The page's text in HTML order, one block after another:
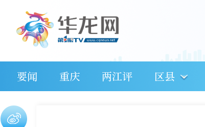
要闻 重庆 两江评 区县